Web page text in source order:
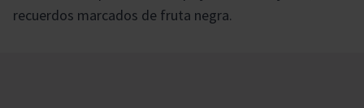
recuerdos marcados de fruta negra.